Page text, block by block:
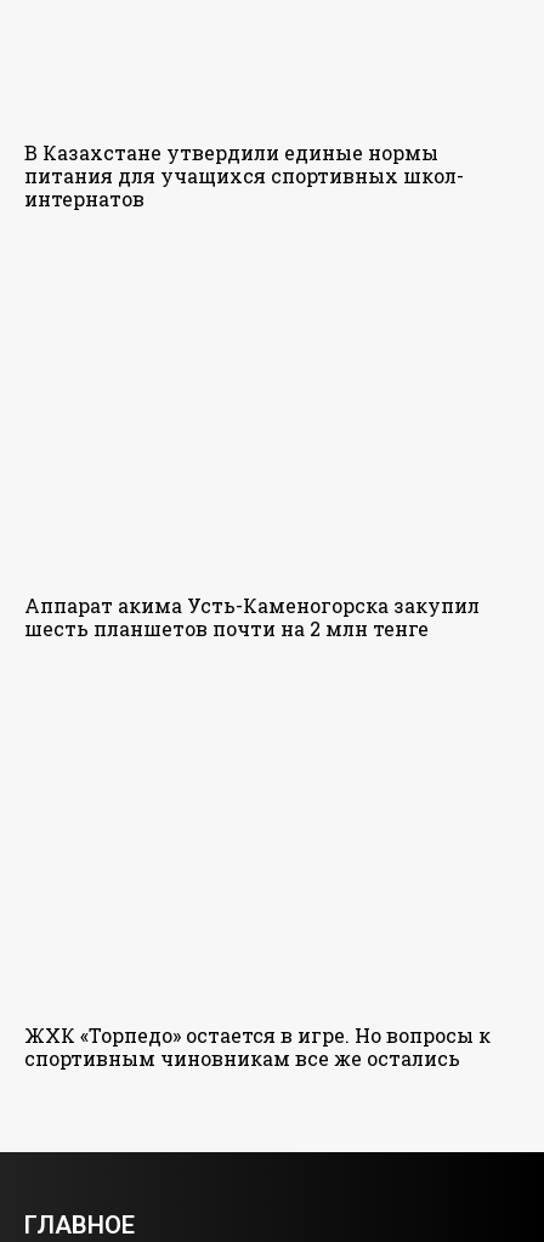
В Казахстане утвердили единые нормы
питания для учащихся спортивных школ-
интернатов
Аппарат акима Усть-Каменогорска закупил
шесть планшетов почти на 2 млн тенге
ЖХК «Торпедо» остается в игре. Но вопросы к
спортивным чиновникам все же остались
ГЛАВНОЕ